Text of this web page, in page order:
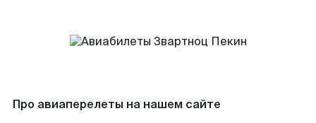
Про авиаперелеты на нашем сайте